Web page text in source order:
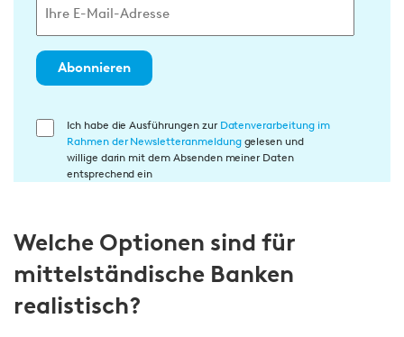
Abonnieren
E
l
i
g
Ich habe die Ausführungen zur Datenverarbeitung im
Rahmen der Newsletteranmeldunggelesen und
willige darin mit dem Absenden meiner Daten
entsprechend ein
Welche Optionen sind für
mittelständische Banken
realistisch?